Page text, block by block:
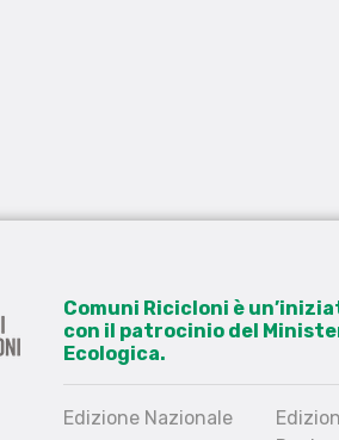
Comuni Ricicloni è
con il patrocinio del
Ecologica.
Edizione Nazionale